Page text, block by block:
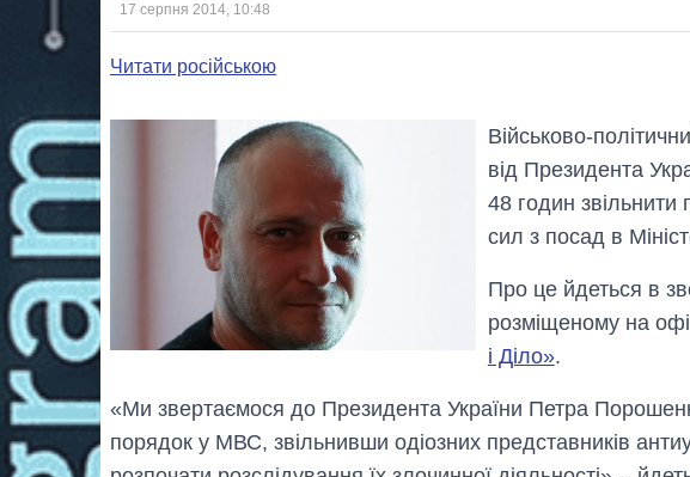
17 серпня 2014, 10:48
Читати російською
Військово-
від Президента
48 годин звільнити
сил з посад в
Про це йдеться в
розміщеному на
і Діло».
«Ми звертаємося до Президента України Петра
порядок у МВС, звільнивши одіозних представників